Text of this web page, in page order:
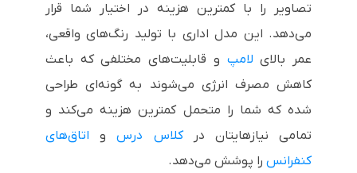
تصاویر را با کمترین هزینه در اختیار شما قرار
می‌دهد. این مدل اداری با تولید رنگ‌های واقعی،
عمر بالای لامپ و قابلیت‌های مختلفی که باعث
کاهش مصرف انرژی می‌شوند به گونه‌ای طراحی
شده که شما را متحمل کمترین هزینه می‌کند و
تمامی نیازهایتان درکلاس درسو اتاق‌های
کنفرانس را پوشش می‌دهد.